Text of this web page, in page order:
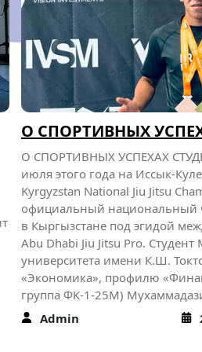
философии и старший
и финансов Карагулова
прошли с 15 по 26 июня 2026
краткосрочной
преподавателей в количестве
направлениям 38.04.02
педагогическое образование
«Коммуникационные риски
организаций:
педагогический аспекты» на…
Admin